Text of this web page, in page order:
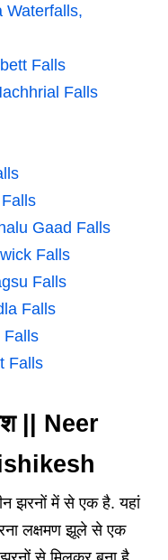
Waterfalls,
Falls
Falls
Falls
Gaad Falls
Falls
Falls
Falls
Falls
Falls
|| Neer
झरनों में से एक है. यहां
लक्षमण झूले से एक